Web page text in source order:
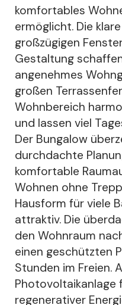
komfortables
ermöglicht. Die
großzügigen
Gestaltung
angenehmes
großen
Wohnbereich
und lassen viel
Der Bungalow
durchdachte
komfortable
Wohnen ohne
Hausform für viele
attraktiv. Die
den Wohnraum
einen geschützten
Stunden im Freien.
Photovoltaikanlage
regenerativer